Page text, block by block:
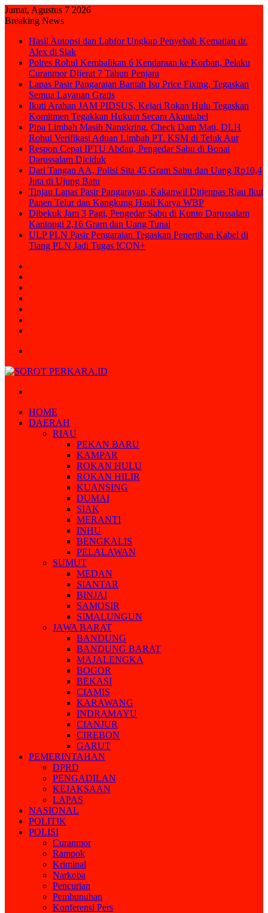
Jumat, Agustus 7 2026
Breaking News
Hasil Autopsi dan Labfor Ungkap Penyebab Kematian dr.
Alex di Siak
Polres Rohul Kembalikan 6 Kendaraan ke Korban, Pelaku
Curanmor Dijerat 7 Tahun Penjara
Lapas Pasir Pangaraian Bantah Isu Price Fixing, Tegaskan
Semua Layanan Gratis
Ikuti Arahan JAM PIDSUS, Kejari Rokan Hulu Tegaskan
Komitmen Tegakkan Hukum Secara Akuntabel
Pipa Limbah Masih Nangkring, Check Dam Mati, DLH
Rohul Verifikasi Aduan Limbah PT. KSM di Teluk Aur
Respon Cepat IPTU Abdau, Pengedar Sabu di Bonai
Darussalam Diciduk
Dari Tangan AA, Polisi Sita 45 Gram Sabu dan Uang Rp10,4
Juta di Ujung Batu
Tinjau Lapas Pasir Pangarayan, Kakanwil Ditjenpas Riau Ikut
Panen Telur dan Kangkung Hasil Karya WBP
Dibekuk Jam 3 Pagi, Pengedar Sabu di Kunto Darussalam
Kantongi 2,16 Gram dan Uang Tunai
ULP PLN Pasir Pengaraian Tegaskan Penertiban Kabel di
Tiang PLN Jadi Tugas ICON+
HOME
DAERAH
RIAU
PEKAN BARU
KAMPAR
ROKAN HULU
ROKAN HILIR
KUANSING
DUMAI
SIAK
MERANTI
INHU
BENGKALIS
PELALAWAN
SUMUT
MEDAN
SIANTAR
BINJAI
SAMOSIR
SIMALUNGUN
JAWA BARAT
BANDUNG
BANDUNG BARAT
MAJALENGKA
BOGOR
BEKASI
CIAMIS
KARAWANG
INDRAMAYU
CIANJUR
CIREBON
GARUT
PEMERINTAHAN
DPRD
PENGADILAN
KEJAKSAAN
LAPAS
NASIONAL
POLITIK
POLISI
Curanmor
Rampok
Kriminal
Narkoba
Pencurian
Pembunuhan
Konferensi Pers